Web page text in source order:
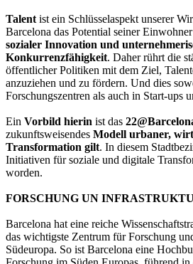
Talent ist ein Schlüsselaspekt unserer
Barcelona das Potential seiner
sozialer Innovation und
Konkurrenzfähigkeit. Daher rührt die
öffentlicher Politiken mit dem Ziel,
anzuziehen und zu fördern. Und dies
Forschungszentren als auch in Start-ups
Ein Vorbild hierin ist das
zukunftsweisendes Modell urbaner,
Transformation gilt. In diesem
Initiativen für soziale und digitale
worden.
FORSCHUNG UN
Barcelona hat eine reiche
das wichtigste Zentrum für Forschung
Südeuropa. So ist Barcelona eine